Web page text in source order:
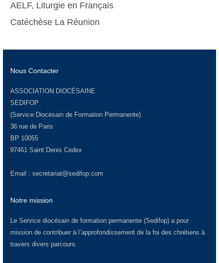
AELF, Liturgie en Français
Catéchèse La Réunion
Nous Contacter
ASSOCIATION DIOCÉSAINE
SEDIFOP
(Service Diocésain de Formation Permanente)
36 rue de Paris
BP 10055
97461 Saint Denis Cedex
Email : secretariat@sedifop.com
Notre mission
Le Service diocésain de formation permanente (Sedifop) a pour
mission de contribuer à l’approfondissement de la foi des chrétiens à
travers divers parcours.